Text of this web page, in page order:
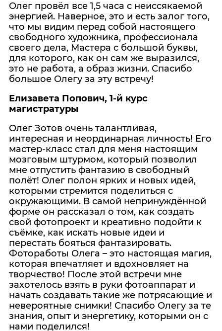
Олег провёл все 1,5 часа с неиссякаемой
энергией. Наверное, это и есть залог того,
что мы видим перед собой настоящего
свободного художника, профессионала
своего дела, Мастера с большой буквы,
для которого, как он сам же выразился,
это не работа, а образ жизни. Спасибо
большое Олегу за эту встречу!
Елизавета Попович, 1-й курс
магистратуры
Олег Зотов очень талантливая,
интересная и неординарная личность! Его
мастер-класс стал для меня настоящим
мозговым штурмом, который позволил
мне отпустить фантазию в свободный
полёт! Олег полон ярких и новых идей,
которыми стремится поделиться с
окружающими. В самой непринуждённой
форме он рассказал о том, как создать
свой фотопроект и креативно подойти к
съёмке, как искать новые идеи и
перестать бояться фантазировать.
Фотоработы Олега – это настоящая магия,
которая впечатляет и вдохновляет на
творчество! После этой встречи мне
захотелось взять в руки фотоаппарат и
начать создавать такие же потрясающие и
невероятные снимки! Спасибо Олегу за те
знания, опыт и энергетику, которыми он с
нами поделился!